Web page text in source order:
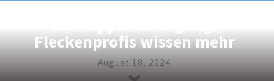
Reinigungsschritte
Fleckenprofis wissen mehr
August 18, 2024